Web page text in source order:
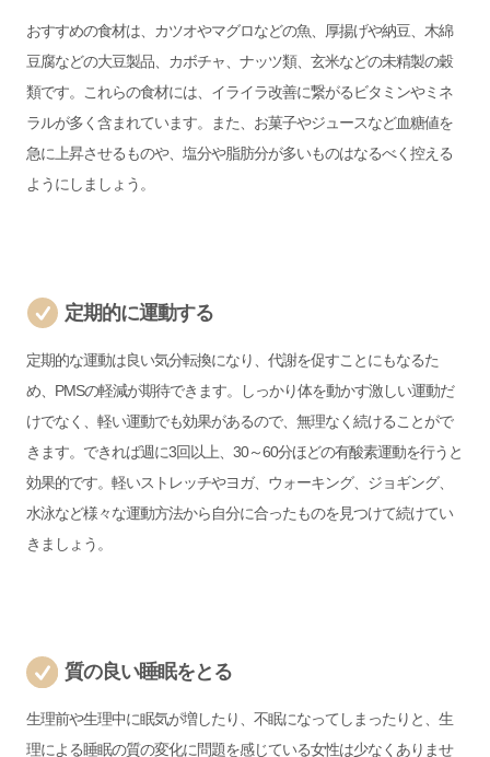
おすすめの食材は、カツオやマグロなどの魚、厚揚げや納豆、木綿
豆腐などの大豆製品、カボチャ、ナッツ類、玄米などの未精製の穀
類です。これらの食材には、イライラ改善に繋がるビタミンやミネ
ラルが多く含まれています。
また、お菓子やジュースなど血糖値を
急に上昇させるものや、塩分や脂肪分が多いものはなるべく控える
ようにしましょう。
定期的に運動する
定期的な運動は良い気分転換になり、代謝を促すことにもなるた
め、PMSの軽減が期待できます。しっかり体を動かす激しい運動だ
けでなく、軽い運動でも効果があるので、無理なく続けることがで
きます。できれば週に3回以上、30～60分ほどの有酸素運動を行うと
効果的です。軽いストレッチやヨガ、ウォーキング、ジョギング、
水泳など様々な運動方法から自分に合ったものを見つけて続けてい
きましょう。
質の良い睡眠をとる
生理前や生理中に眠気が増したり、不眠になってしまったりと、生
理による睡眠の質の変化に問題を感じている女性は少なくありませ